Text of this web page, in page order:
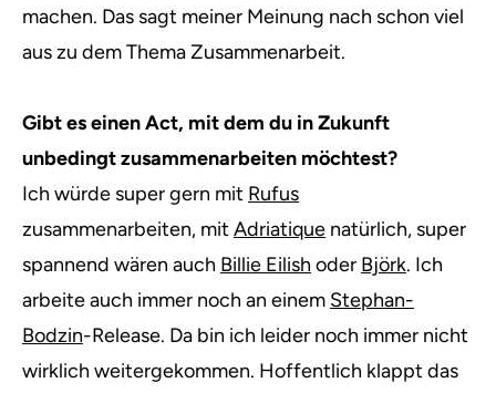
machen. Das sagt meiner Meinung nach schon viel
aus zu dem Thema Zusammenarbeit.
Gibt es einen Act, mit dem du in Zukunft
unbedingt zusammenarbeiten möchtest?
Ich würde super gern mit Rufus
zusammenarbeiten, mit Adriatique natürlich, super
spannend wären auch Billie Eilish oder Björk. Ich
arbeite auch immer noch an einem Stephan-
Bodzin-Release. Da bin ich leider noch immer nicht
wirklich weitergekommen. Hoffentlich klappt das